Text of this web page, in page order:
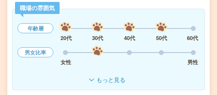
職場の雰囲気
年齢層
20代
30代 40代 50代
60代
男女比率
女性
男性
もっと見る